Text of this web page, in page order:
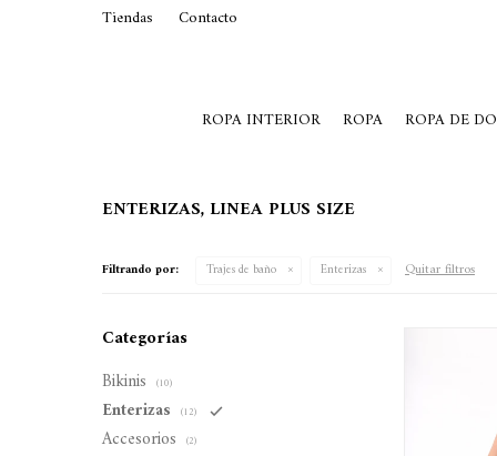
ROPA INTERIOR ROPA ROPA DE
Tiendas Contacto
ENTERIZAS, LINEA PLUS SIZE
Filtrando por: Trajes de baño Enterizas Quitar filtros
Categorías
Bikinis (10)
Enterizas (12)
Accesorios (2)